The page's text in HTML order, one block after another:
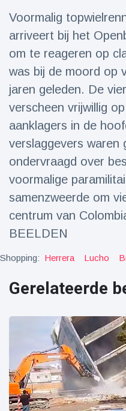
Laatste
Draakachtig
zeedier
17 July
43
op
beelden:
acrobaat
stunts
17 July
30
op
Een van de
Voormalig
arriveert bij het
om te reageren op
was bij de moord op
jaren geleden. De
verscheen vrijwillig
aanklagers in de
verslaggevers waren
ondervraagd over
voormalige
samenzweerde om
centrum van
BEELDEN
Shopping: Herrera Lucho
Gerelateerde